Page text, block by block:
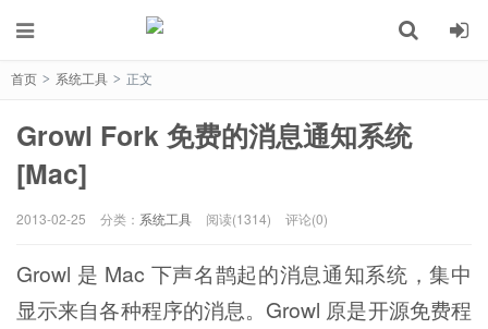
首页 > 系统工具 > 正文
Growl Fork 免费的消息通知系统
[Mac]
2013-02-25 分类： 系统工具 阅读(1314) 评论(0)
Growl 是 Mac 下声名鹊起的消息通知系统，集中
显示来自各种程序的消息。Growl 原是开源免费程